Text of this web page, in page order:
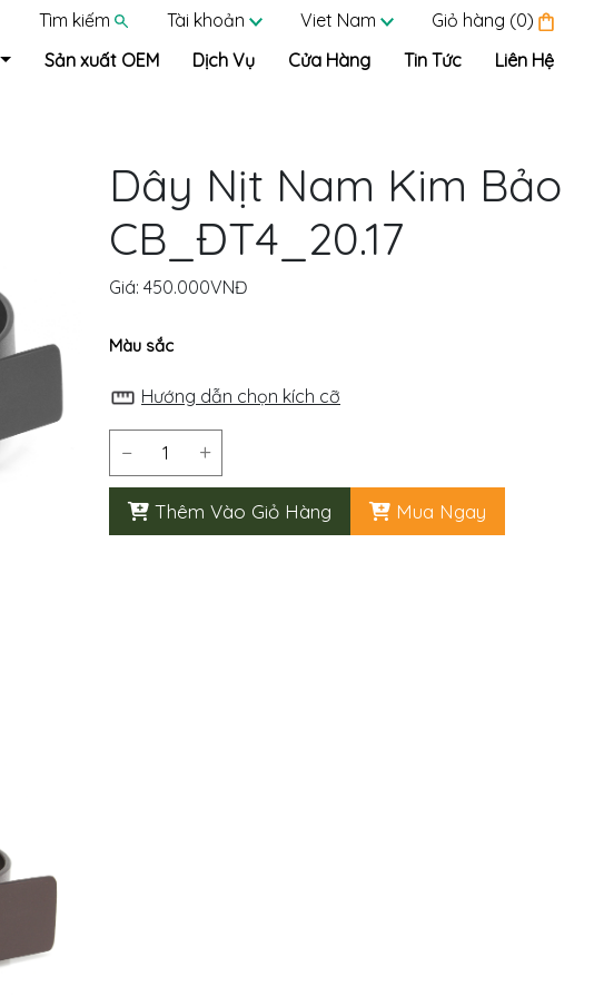
Tìm kiếm Tài khoản Viet Nam
Giỏ hàng (0)
Sản xuất OEM Dịch Vụ Cửa Hàng Tin Tức Liên Hệ
Dây Nịt Nam Kim Bảo
CB_ĐT4_20.17
Giá: 450.000VNĐ
Màu sắc
Hướng dẫn chọn kích cỡ
− +
Thêm Vào Giỏ Hàng Mua Ngay